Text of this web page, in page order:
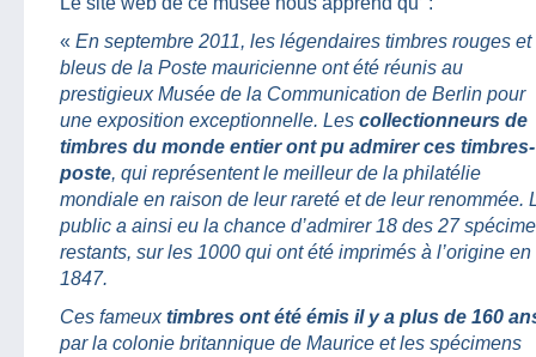
« En septembre 2011, les légendaires timbres rouges et
bleus de la Poste mauricienne ont été réunis au
prestigieux Musée de la Communication de Berlin pour
une exposition exceptionnelle. Les collectionneurs de
timbres du monde entier ont pu admirer ces timbres-
poste, qui représentent le meilleur de la philatélie
mondiale en raison de leur rareté et de leur renommée.
public a ainsi eu la chance d’admirer 18 des 27
restants, sur les 1000 qui ont été imprimés à l’origine en
1847.
Ces fameuxtimbres ont été émis il y a plus de 160
par la colonie britannique de Maurice et les spécimens